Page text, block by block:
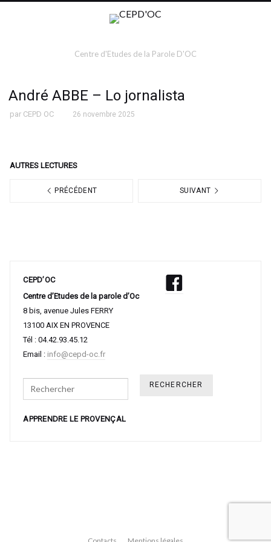
Centre d'Etudes de la Parole D'OC
André ABBE – Lo jornalista
par CEPD OC 26 novembre 2025
AUTRES LECTURES
PRÉCÉDENT SUIVANT
CEPD’OC
Centre d’Etudes de la parole d’Oc
8 bis, avenue Jules FERRY
13100 AIX EN PROVENCE
Tél : 04.42.93.45.12
Email : info@cepd-oc.fr
Search
APPRENDRE LE PROVENÇAL